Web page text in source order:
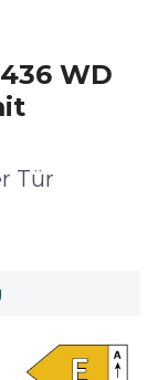
WD
Tür